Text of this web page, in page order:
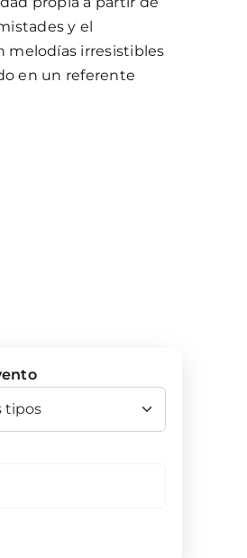
y el
melodías irresistibles
en un referente